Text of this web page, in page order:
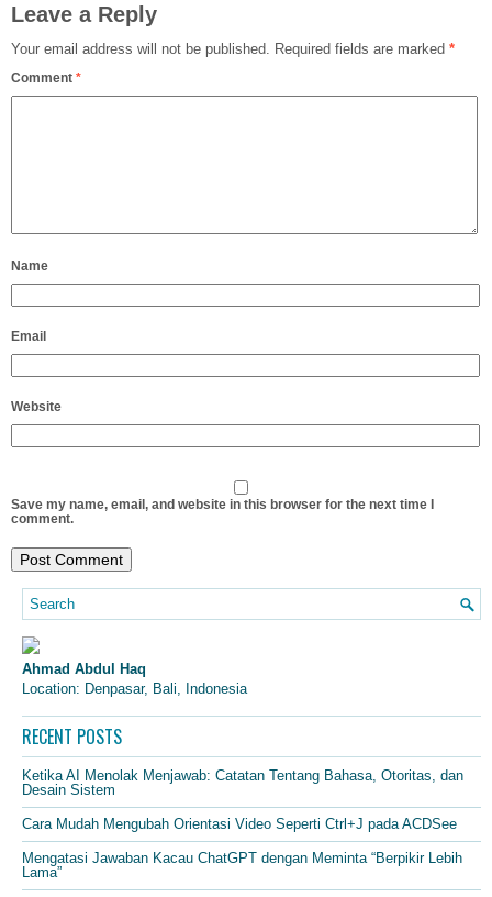
Leave a Reply
Your email address will not be published. Required fields are marked *
Comment *
Name
Email
Website
Save my name, email, and website in this browser for the next time I
comment.
Ahmad Abdul Haq
Location: Denpasar, Bali, Indonesia
RECENT POSTS
Ketika AI Menolak Menjawab: Catatan Tentang Bahasa, Otoritas, dan
Desain Sistem
Cara Mudah Mengubah Orientasi Video Seperti Ctrl+J pada ACDSee
Mengatasi Jawaban Kacau ChatGPT dengan Meminta “Berpikir Lebih
Lama”